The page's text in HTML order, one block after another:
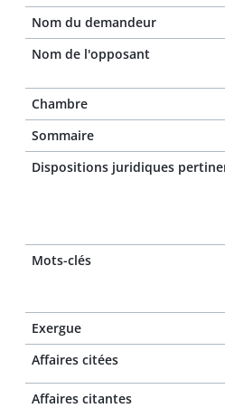
Nom du demandeur
Nom de l'opposant
Chambre
Sommaire
Dispositions juridiques
Mots-clés
Exergue
Affaires citées
Affaires citantes